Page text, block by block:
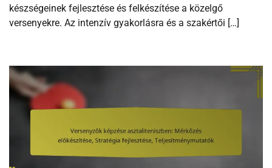
készségeinek fejlesztése és felkészítése a közelgő
versenyekre. Az intenzív gyakorlásra és a szakértői […]